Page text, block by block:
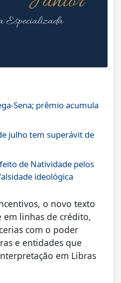
Sena; prêmio acumula
julho tem superávit de
de Natividade pelos
ideológica
o novo texto
em linhas de crédito,
com o poder
e entidades que
em Libras